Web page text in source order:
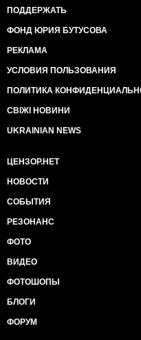
ПОДДЕРЖАТЬ
ФОНД ЮРИЯ БУТУСОВА
РЕКЛАМА
УСЛОВИЯ ПОЛЬЗОВАНИЯ
ПОЛИТИКА
СВІЖІ НОВИНИ
UKRAINIAN NEWS
ЦЕНЗОР.НЕТ
НОВОСТИ
СОБЫТИЯ
РЕЗОНАНС
ФОТО
ВИДЕО
ФОТОШОПЫ
БЛОГИ
ФОРУМ